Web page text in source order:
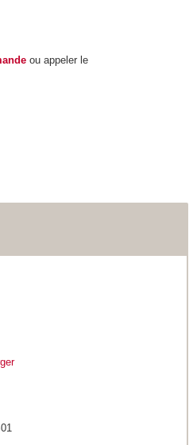
ou appeler le